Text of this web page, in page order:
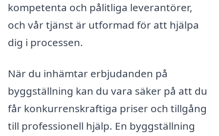
kompetenta och pålitliga leverantörer,
och vår tjänst är utformad för att hjälpa
dig i processen.
När du inhämtar erbjudanden på
byggställning kan du vara säker på att du
får konkurrenskraftiga priser och tillgång
till professionell hjälp. En byggställning